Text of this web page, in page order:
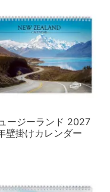
ージーランド 2027
壁掛けカレンダー